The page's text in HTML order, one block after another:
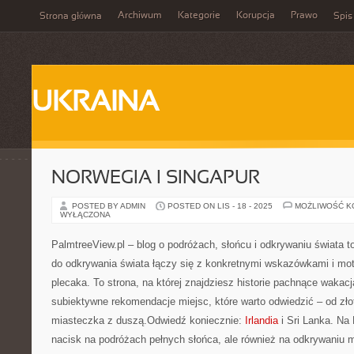
Strona główna Archiwum Kategorie Korupcja Prawo Spis
UKRAINA
NORWEGIA I SINGAPUR
POSTED BY ADMIN POSTED ON LIS - 18 - 2025
MOŻLIWOŚĆ
WYŁĄCZONA
PalmtreeView.pl – blog o podróżach, słońcu i odkrywaniu świata
do odkrywania świata łączy się z konkretnymi wskazówkami i
plecaka. To strona, na której znajdziesz historie pachnące
subiektywne rekomendacje miejsc, które warto odwiedzić – od
miasteczka z duszą.Odwiedź koniecznie: Irlandiai Sri Lanka. Na
nacisk na podróżach pełnych słońca, ale również na odkrywaniu